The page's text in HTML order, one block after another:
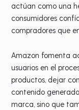
actúan como una
consumidores
compradores que
Amazon fomenta
usuarios en el
productos, dejar
contenido
marca, sino que